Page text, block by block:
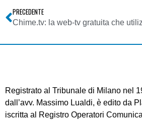
PRECEDENTE
Registrato al Tribunale di Milano nel
dall’avv. Massimo Lualdi, è edito da
iscritta al Registro Operatori